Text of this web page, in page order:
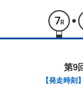
7 R
第9
【発走時刻】